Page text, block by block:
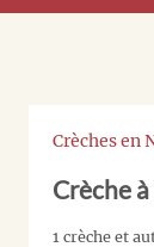
Crèches
Crèche
1 crèche et